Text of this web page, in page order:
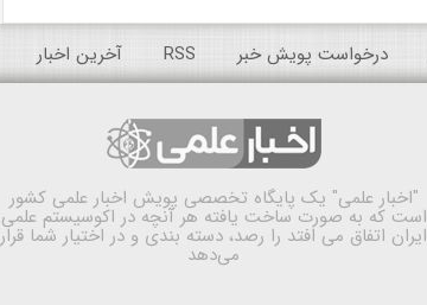
درخواست پویش خبر RSS آخرین اخبار
"اخبار علمی" یک پایگاه تخصصی پویش اخبار علمی کشور
است که به صورت ساخت یافته هر آنچه در اکوسیستم علمی
ایران اتفاق می افتد را رصد، دسته بندی و در اختیار شما قرار
می‌دهد